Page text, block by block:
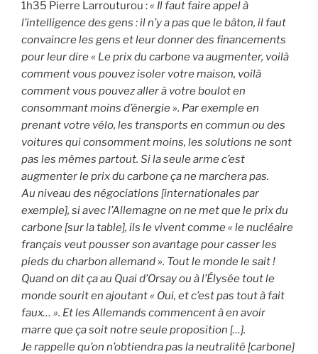
1h35 Pierre Larrouturou :« Il faut faire appel à
l’intelligence des gens : il n’y a pas que le bâton, il faut
convaincre les gens et leur donner des financements
pour leur dire « Le prix du carbone va augmenter, voilà
comment vous pouvez isoler votre maison, voilà
comment vous pouvez aller à votre boulot en
consommant moins d’énergie ». Par exemple en
prenant votre vélo, les transports en commun ou des
voitures qui consomment moins, les solutions ne sont
pas les mêmes partout. Si la seule arme c’est
augmenter le prix du carbone ça ne marchera pas.
Au niveau des négociations [internationales par
exemple], si avec l’Allemagne on ne met que le prix du
carbone [sur la table], ils le vivent comme « le nucléaire
français veut pousser son avantage pour casser les
pieds du charbon allemand ». Tout le monde le sait !
Quand on dit ça au Quai d’Orsay ou à l’Élysée tout le
monde sourit en ajoutant « Oui, et c’est pas tout à fait
faux… ». Et les Allemands commencent à en avoir
marre que ça soit notre seule proposition […].
Je rappelle qu’on n’obtiendra pas la neutralité [carbone]